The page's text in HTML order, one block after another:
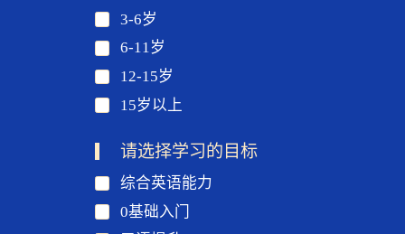
3-6岁
6-11岁
12-15岁
15岁以上
请选择学习的目标
综合英语能力
0基础入门